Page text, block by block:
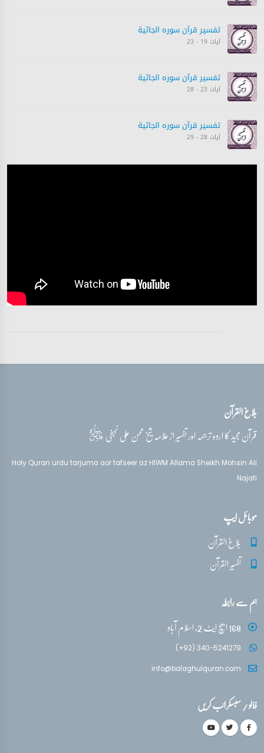
تفسیر قرآن سورہ ‎الجاثية
آیات 19 - 23
تفسیر قرآن سورہ ‎الجاثية
آیات 23 - 28
تفسیر قرآن سورہ ‎الجاثية
آیات 28 - 29
بلاغ القرآن
قرآن مجید کا اردو ترجمہ اور تفسیر از علامہ شیخ محسن علی نجفیقدس‌سره
Holy Quran urdu tarjuma aor tafseer az HIWM Allama Sheikh Mohsin Ali
Najafi
موبائل ایپ
بلاغ القرآن
تفسیر القرآن
ہم سے رابطہ
168 ایچ ایٹ 2، اسلام آباد
(+92) 340-5241279
info@balaghulquran.com
فالو / سبسکرائب کریں